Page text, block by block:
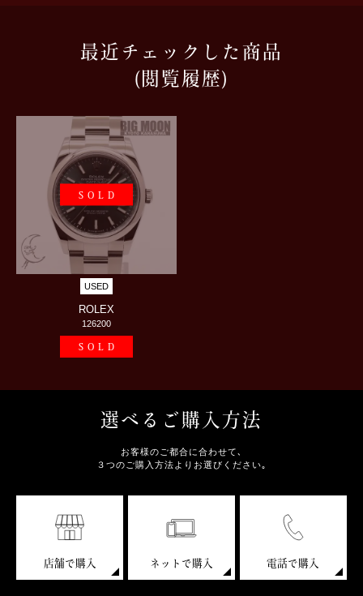
最近チェックした商品
(閲覧履歴)
SOLD
USED
ROLEX
126200
SOLD
選べるご購入方法
お客様のご都合に合わせて､
３つのご購入方法よりお選びください｡
店舗で購入 ネットで購入 電話で購入